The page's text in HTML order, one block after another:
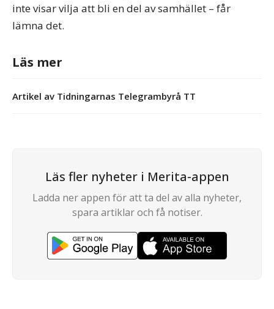
inte visar vilja att bli en del av samhället – får
lämna det.
Läs mer
Artikel av Tidningarnas Telegrambyrå TT
Läs fler nyheter i Merita-appen
Ladda ner appen för att ta del av alla nyheter,
spara artiklar och få notiser.